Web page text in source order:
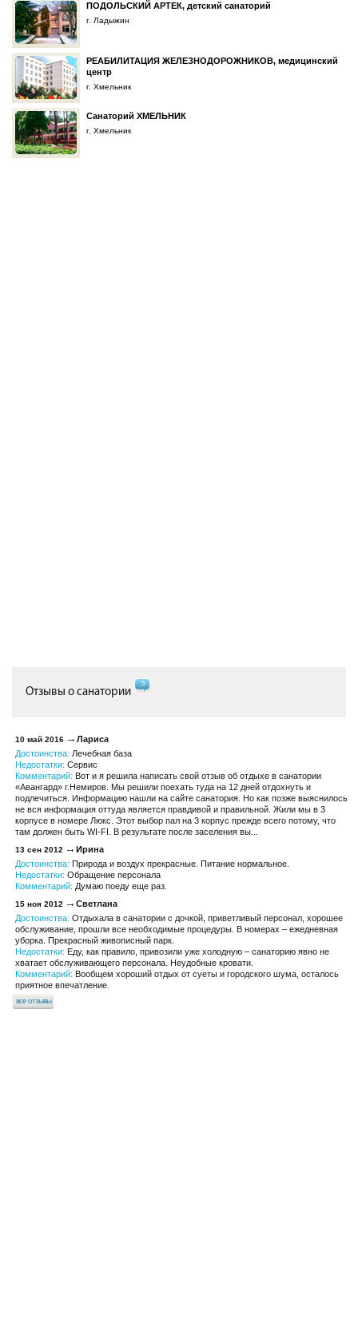
ПОДОЛЬСКИЙ АРТЕК, детский санаторий
г. Ладыжин
РЕАБИЛИТАЦИЯ ЖЕЛЕЗНОДОРОЖНИКОВ, медицинский
центр
г. Хмельник
Санаторий ХМЕЛЬНИК
г. Хмельник
Отзывы о санатории
5
10 май 2016
Лариса
Достоинства: Лечебная база
Недостатки: Сервис
Комментарий: Вот и я решила написать свой отзыв об отдыхе в санатории
«Авангард» г.Немиров. Мы решили поехать туда на 12 дней отдохнуть и
подлечиться. Информацию нашли на сайте санатория. Но как позже выяснилось
не вся информация оттуда является правдивой и правильной. Жили мы в 3
корпусе в номере Люкс. Этот выбор пал на 3 корпус прежде всего потому, что
там должен быть WI-FI. В результате после заселения вы...
13 сен 2012
Ирина
Достоинства: Природа и воздух прекрасные. Питание нормальное.
Недостатки: Обращение персонала
Комментарий: Думаю поеду еще раз.
15 ноя 2012
Светлана
Достоинства: Отдыхала в санатории с дочкой, приветливый персонал, хорошее
обслуживание, прошли все необходимые процедуры. В номерах – ежедневная
уборка. Прекрасный живописный парк.
Недостатки: Еду, как правило, привозили уже холодную – санаторию явно не
хватает обслуживающего персонала. Неудобные кровати.
Комментарий: Вообщем хороший отдых от суеты и городского шума, осталось
приятное впечатление.
все отзывы